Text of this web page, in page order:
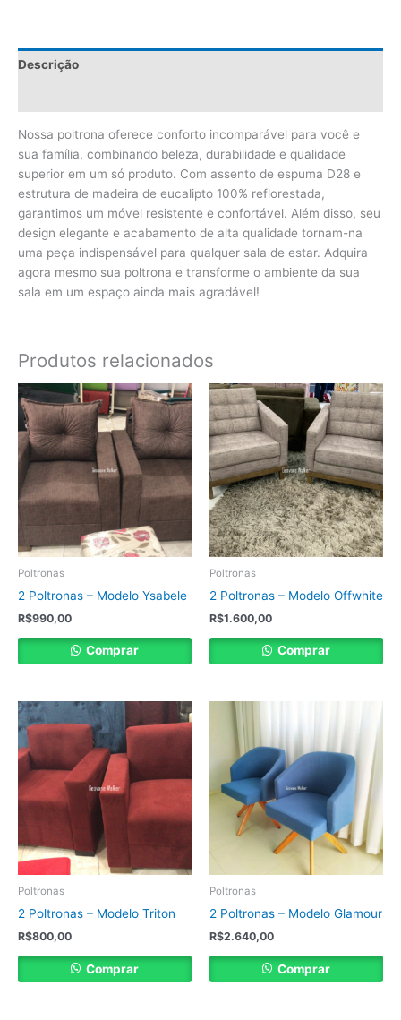
Descrição
Nossa poltrona oferece conforto incomparável para você e
sua família, combinando beleza, durabilidade e qualidade
superior em um só produto. Com assento de espuma D28 e
estrutura de madeira de eucalipto 100% reflorestada,
garantimos um móvel resistente e confortável. Além disso, seu
design elegante e acabamento de alta qualidade tornam-na
uma peça indispensável para qualquer sala de estar. Adquira
agora mesmo sua poltrona e transforme o ambiente da sua
sala em um espaço ainda mais agradável!
Produtos relacionados
Poltronas
2 Poltronas – Modelo Ysabele
R$990,00
Comprar
Poltronas
2 Poltronas – Modelo Offwhite
R$1.600,00
Comprar
Poltronas
2 Poltronas – Modelo Triton
R$800,00
Comprar
Poltronas
2 Poltronas – Modelo Glamour
R$2.640,00
Comprar